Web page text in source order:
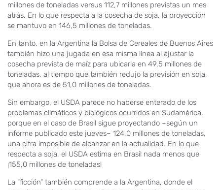
millones de toneladas versus 112,7 millones previstas un mes
atrás. En lo que respecta a la cosecha de soja, la proyección
se mantuvo en 146,5 millones de toneladas.
En tanto, en la Argentina la Bolsa de Cereales de Buenos Aires
también hizo una jugada en esa misma línea al ajustar la
cosecha prevista de maíz para ubicarla en 49,5 millones de
toneladas, al tiempo que también redujo la previsión en soja,
que ahora es de 51,0 millones de toneladas.
Sin embargo, el USDA parece no haberse enterado de los
problemas climáticos y biológicos ocurridos en Sudamérica,
porque en el caso de Brasil sigue proyectando –según un
informe publicado este jueves– 124,0 millones de toneladas,
una cifra imposible de alcanzar en la actualidad. En lo que
respecta a soja, el USDA estima en Brasil nada menos que
¡155,0 millones de toneladas!
La “ficción” también comprende a la Argentina, donde el